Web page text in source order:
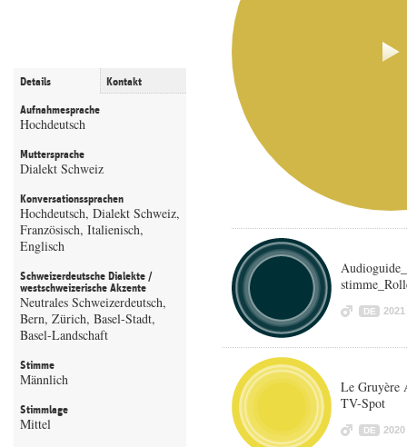
Details Kontakt
Aufnahmesprache
Hochdeutsch
Muttersprache
Dialekt Schweiz
Konversationssprachen
Hochdeutsch, Dialekt Schweiz,
Französisch, Italienisch,
Englisch
Schweizerdeutsche Dialekte /
westschweizerische Akzente
Neutrales Schweizerdeutsch,
Bern, Zürich, Basel-Stadt,
Basel-Landschaft
Stimme
Männlich
Stimmlage
Mittel
DE 2021
Le Gruyère
TV-Spot
DE 2020